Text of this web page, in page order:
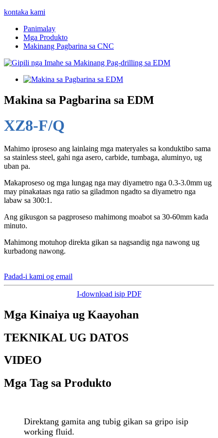
kontaka kami
Panimalay
Mga Produkto
Makinang Pagbarina sa CNC
Makina sa Pagbarina sa EDM
XZ8-F/Q
Mahimo iproseso ang lainlaing mga materyales sa konduktibo sama
sa stainless steel, gahi nga asero, carbide, tumbaga, aluminyo, ug
uban pa.
Makaproseso og mga lungag nga may diyametro nga 0.3-3.0mm ug
may pinakataas nga ratio sa giladmon ngadto sa diyametro nga
labaw sa 300:1.
Ang gikusgon sa pagproseso mahimong moabot sa 30-60mm kada
minuto.
Mahimong motuhop direkta gikan sa nagsandig nga nawong ug
kurbadong nawong.
Padad-i kami og email
I-download isip PDF
Mga Kinaiya ug Kaayohan
TEKNIKAL UG DATOS
VIDEO
Mga Tag sa Produkto
Direktang gamita ang tubig gikan sa gripo isip
working fluid.